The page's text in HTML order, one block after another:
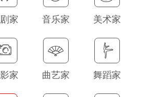
家 音乐家 美术家
家 曲艺家 舞蹈家